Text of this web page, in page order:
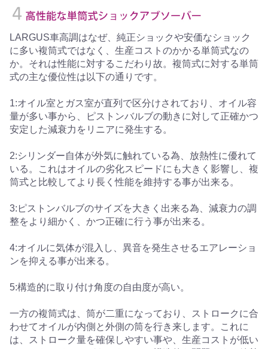
LARGUS車高調はなぜ、純正ショックや安価なショック
に多い複筒式ではなく、生産コストのかかる単筒式なの
か。それは性能に対するこだわり故。複筒式に対する単筒
式の主な優位性は以下の通りです。
1:オイル室とガス室が直列で区分けされており、オイル容
量が多い事から、ピストンバルブの動きに対して正確かつ
安定した減衰力をリニアに発生する。
2:シリンダー自体が外気に触れている為、放熱性に優れて
いる。これはオイルの劣化スピードにも大きく影響し、複
筒式と比較してより長く性能を維持する事が出来る。
3:ピストンバルブのサイズを大きく出来る為、減衰力の調
整をより細かく、かつ正確に行う事が出来る。
4:オイルに気体が混入し、異音を発生させるエアレーショ
ンを抑える事が出来る。
5:構造的に取り付け角度の自由度が高い。
一方の複筒式は、筒が二重になっており、ストロークに合
わせてオイルが内側と外側の筒を行き来します。これに
は、ストローク量を確保しやすい事や、生産コストが低い